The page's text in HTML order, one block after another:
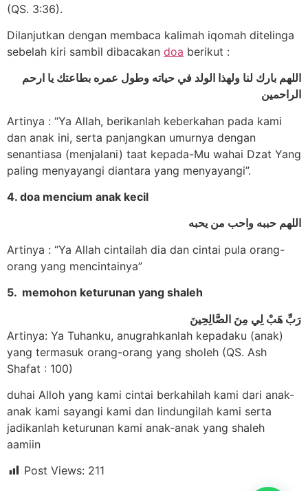
(QS. 3:36).
Dilanjutkan dengan membaca kalimah iqomah ditelinga
sebelah kiri sambil dibacakan doa berikut :
اللهم بارك لنا ولهذا الولد في حياته وطول عمره بطاعتك يا ارحم
الراحمين
Artinya : “Ya Allah, berikanlah keberkahan pada kami
dan anak ini, serta panjangkan umurnya dengan
senantiasa (menjalani) taat kepada-Mu wahai Dzat Yang
paling menyayangi diantara yang menyayangi”.
4. doa mencium anak kecil
اللهم حببه واحب من يحبه
Artinya : “Ya Allah cintailah dia dan cintai pula orang-
orang yang mencintainya”
5. memohon keturunan yang shaleh
رَبِّ هَبْ لِي مِنَ الصَّالِحِينَ
Artinya: Ya Tuhanku, anugrahkanlah kepadaku (anak)
yang termasuk orang-orang yang sholeh (QS. Ash
Shafat : 100)
duhai Alloh yang kami cintai berkahilah kami dari anak-
anak kami sayangi kami dan lindungilah kami serta
jadikanlah keturunan kami anak-anak yang shaleh
aamiin
Post Views: 211